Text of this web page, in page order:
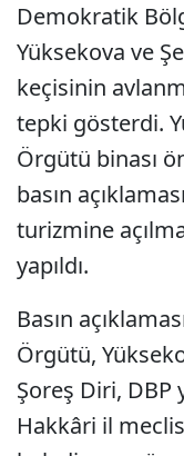
Demokratik
Yüksekova ve
keçisinin
tepki gösterdi.
Örgütü binası
basın
turizmine
yapıldı.
Basın
Örgütü,
Şoreş Diri, DBP
Hakkâri il